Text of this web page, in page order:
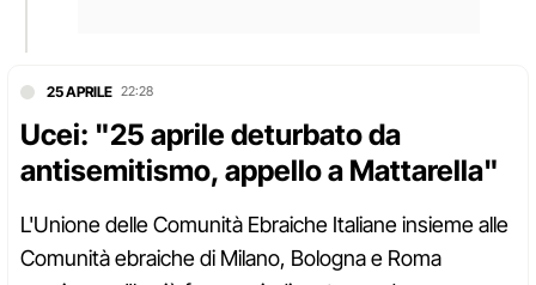
25 APRILE 22:28
Ucei: "25 aprile deturbato da
antisemitismo, appello a Mattarella"
L'Unione delle Comunità Ebraiche Italiane insieme alle
Comunità ebraiche di Milano, Bologna e Roma